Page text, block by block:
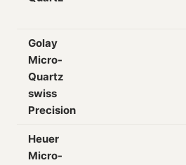
Golay
Micro-
Quartz
swiss
Precision
Heuer
Micro-